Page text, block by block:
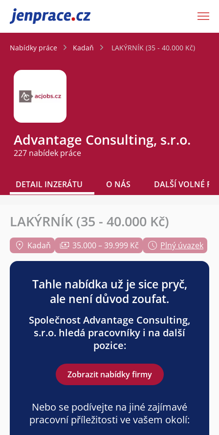
JenPráce.cz
Nabídky práce Kadaň LAKÝRNÍK (35 - 40.000 Kč)
Advantage Consulting, s.r.o.
227 nabídek práce
DETAIL INZERÁTU O NÁS DALŠÍ VOLNÉ
LAKÝRNÍK (35 - 40.000 Kč)
Kadaň 35.000 – 39.999 Kč Plný úvazek
Tahle nabídka už je sice pryč,
ale není důvod zoufat.
Společnost Advantage Consulting,
s.r.o. hledá pracovníky i na další
pozice:
Zobrazit nabídky firmy
Nebo se podívejte na jiné zajímavé
pracovní příležitosti ve vašem okolí: